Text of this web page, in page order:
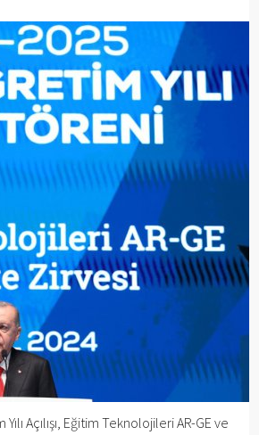
Açılışı, Eğitim Teknolojileri AR-GE ve